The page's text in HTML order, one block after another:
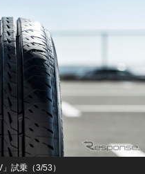
試乗（3/53）